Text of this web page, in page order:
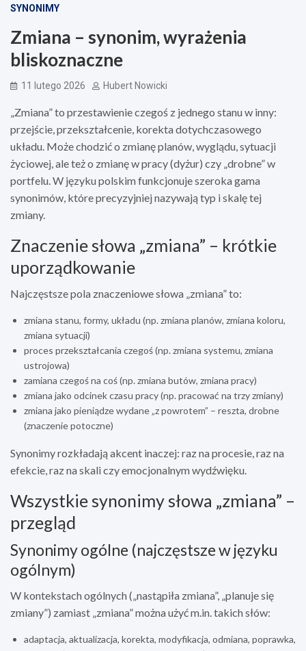
SYNONIMY
Zmiana – synonim, wyrażenia
bliskoznaczne
11 lutego 2026 Hubert Nowicki
„Zmiana” to przestawienie czegoś z jednego stanu w inny:
przejście, przekształcenie, korekta dotychczasowego
układu. Może chodzić o zmianę planów, wyglądu, sytuacji
życiowej, ale też o zmianę w pracy (dyżur) czy „drobne” w
portfelu. W języku polskim funkcjonuje szeroka gama
synonimów, które precyzyjniej nazywają typ i skalę tej
zmiany.
Znaczenie słowa „zmiana” – krótkie
uporządkowanie
Najczęstsze pola znaczeniowe słowa „zmiana” to:
zmiana stanu, formy, układu (np. zmiana planów, zmiana koloru,
zmiana sytuacji)
proces przekształcania czegoś (np. zmiana systemu, zmiana
ustrojowa)
zamiana czegoś na coś (np. zmiana butów, zmiana pracy)
zmiana jako odcinek czasu pracy (np. pracować na trzy zmiany)
zmiana jako pieniądze wydane „z powrotem” – reszta, drobne
(znaczenie potoczne)
Synonimy rozkładają akcent inaczej: raz na procesie, raz na
efekcie, raz na skali czy emocjonalnym wydźwięku.
Wszystkie synonimy słowa „zmiana” –
przegląd
Synonimy ogólne (najczęstsze w języku
ogólnym)
W kontekstach ogólnych („nastąpiła zmiana”, „planuje się
zmiany”) zamiast „zmiana” można użyć m.in. takich słów:
adaptacja, aktualizacja, korekta, modyfikacja, odmiana, poprawka,